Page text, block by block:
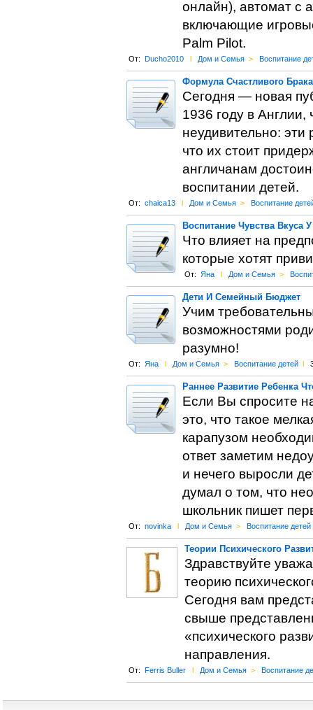
онлайн), автомат с
включающие
Palm Pilot.
От: Ducho2010 l Дом и Семья > Воспитание
Формула Счастливого
Сегодня — новая
1936 году в
неудивительно:
что их стоит
англичанам
воспитании детей.
От: chaica13 l Дом и Семья > Воспитание
Воспитание Чувства Вкуса
Что влияет на
которые хотят
От: Яна l Дом и Семья >
Дети И Семейный Бюджет
Учим
возможностями
разумно!
От: Яна l Дом и Семья > Воспитание детей l
Раннее Развитие Ребенка
Если Вы спросите
это, что такое
карапузом
ответ заметим
и нечего выросли
думал о том, что
школьник пишет
От: novinka l Дом и Семья > Воспитание детей
Теории Психического
Здравствуйте
теорию
Сегодня вам
свыше
«психического
направления.
От: Ferris Buller l Дом и Семья > Воспитание